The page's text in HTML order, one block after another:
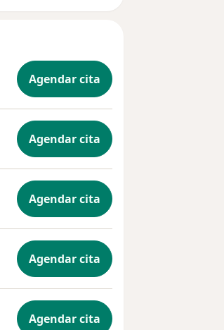
Agendar cita
Agendar cita
Agendar cita
Agendar cita
Agendar cita